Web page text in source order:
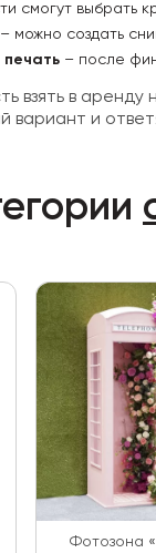
смогут выбрать
– можно создать
– после
взять в
вариант и
Фотозона